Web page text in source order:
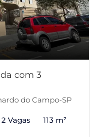
com 3
do Campo-SP
2 Vagas 113 m²